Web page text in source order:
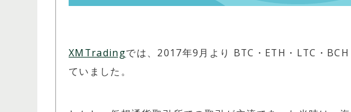
XMTradingでは、2017年9月より BTC・ETH・LTC・
ていました。